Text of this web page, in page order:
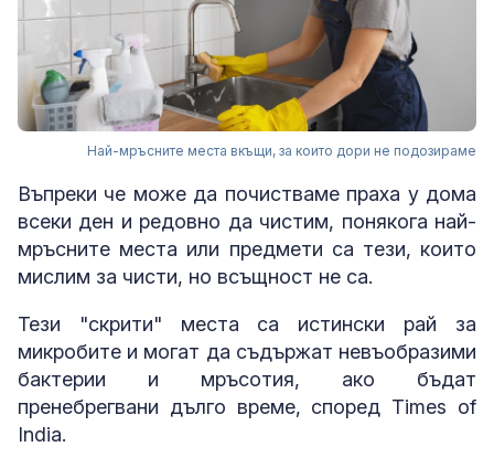
Най-мръсните места вкъщи, за които дори не подозираме
Въпреки че може да почистваме праха у дома
всеки ден и редовно да чистим, понякога най-
мръсните места или предмети са тези, които
мислим за чисти, но всъщност не са.
Тези "скрити" места са истински рай за
микробите и могат да съдържат невъобразими
бактерии и мръсотия, ако бъдат
пренебрегвани дълго време, според Times of
India.